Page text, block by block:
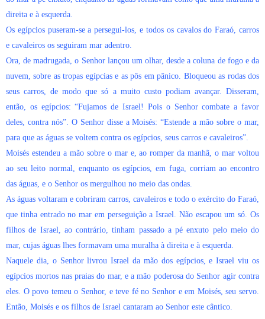
direita e à esquerda.
Os egípcios puseram-se a persegui-los, e todos os cavalos do Faraó, carros
e cavaleiros os seguiram mar adentro.
Ora, de madrugada, o Senhor lançou um olhar, desde a coluna de fogo e da
nuvem, sobre as tropas egípcias e as pôs em pânico. Bloqueou as rodas dos
seus carros, de modo que só a muito custo podiam avançar. Disseram,
então, os egípcios: “Fujamos de Israel! Pois o Senhor combate a favor
deles, contra nós”. O Senhor disse a Moisés: “Estende a mão sobre o mar,
para que as águas se voltem contra os egípcios, seus carros e cavaleiros”.
Moisés estendeu a mão sobre o mar e, ao romper da manhã, o mar voltou
ao seu leito normal, enquanto os egípcios, em fuga, corriam ao encontro
das águas, e o Senhor os mergulhou no meio das ondas.
As águas voltaram e cobriram carros, cavaleiros e todo o exército do Faraó,
que tinha entrado no mar em perseguição a Israel. Não escapou um só. Os
filhos de Israel, ao contrário, tinham passado a pé enxuto pelo meio do
mar, cujas águas lhes formavam uma muralha à direita e à esquerda.
Naquele dia, o Senhor livrou Israel da mão dos egípcios, e Israel viu os
egípcios mortos nas praias do mar, e a mão poderosa do Senhor agir contra
eles. O povo temeu o Senhor, e teve fé no Senhor e em Moisés, seu servo.
Então, Moisés e os filhos de Israel cantaram ao Senhor este cântico.